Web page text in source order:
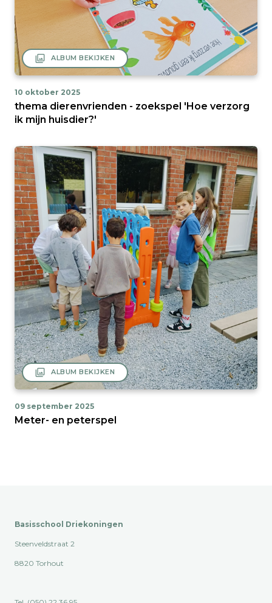
filter ALBUM BEKIJKEN
10 oktober 2025
thema dierenvrienden - zoekspel 'Hoe verzorg
ik mijn huisdier?'
filter ALBUM BEKIJKEN
09 september 2025
Meter- en peterspel
Basisschool Driekoningen
Steenveldstraat 2
8820 Torhout